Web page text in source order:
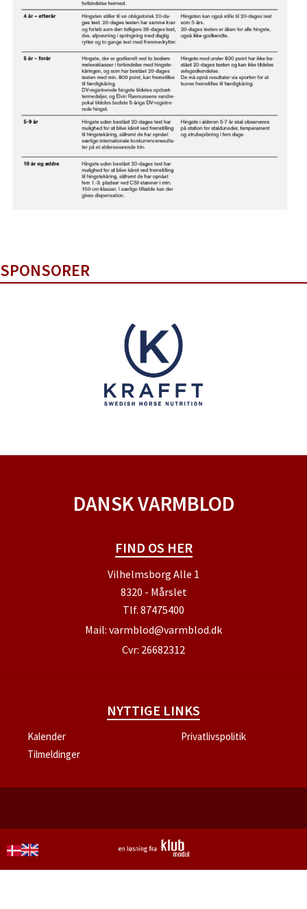
SPONSORER
DANSK VARMBLOD
FIND OS HER
Vilhelmsborg Alle 1
8320 - Mårslet
Tlf. 87475400
Mail: varmblod@varmblod.dk
Cvr: 26682312
NYTTIGE LINKS
Kalender
Privatlivspolitik
Tilmeldinger